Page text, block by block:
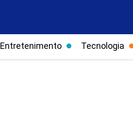
Entretenimento Tecnologia